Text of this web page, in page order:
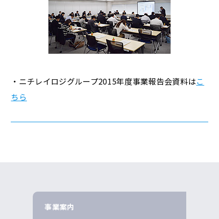
・ニチレイロジグループ2015年度事業報告会資料はこ
ちら
事業案内